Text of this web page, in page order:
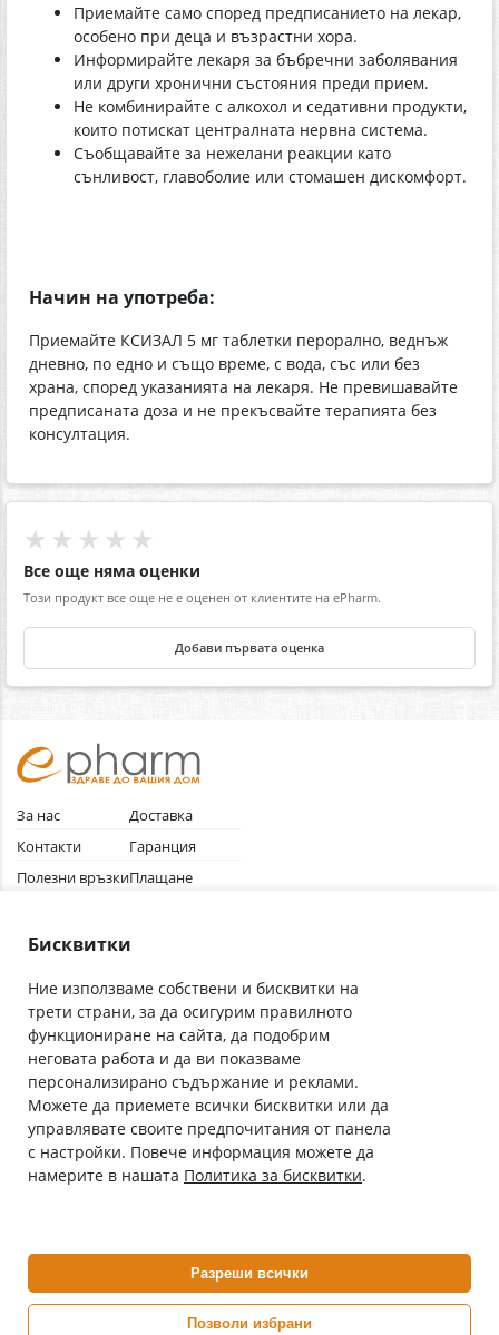
Приемайте само според предписанието на лекар,
особено при деца и възрастни хора.
Информирайте лекаря за бъбречни заболявания
или други хронични състояния преди прием.
Не комбинирайте с алкохол и седативни продукти,
които потискат централната нервна система.
Съобщавайте за нежелани реакции като
сънливост, главоболие или стомашен дискомфорт.
Начин на употреба:
Приемайте КСИЗАЛ 5 мг таблетки перорално, веднъж
дневно, по едно и също време, с вода, със или без
храна, според указанията на лекаря. Не превишавайте
предписаната доза и не прекъсвайте терапията без
консултация.
★★★★★
Все още няма оценки
Този продукт все още не е оценен от клиентите на ePharm.
Добави първата оценка
За нас
Контакти
Полезни връзки
Общи условия
Доставка
Гаранция
Плащане
Абонирай се за нашия бюлетин
С абонамента се съгласявам сПолитиката за лични данни.
Онлайн аптека, част от аптеки „Ванчева“
ePharm е лицензирана онлайн аптека от
Изпълнителна Агенция по Лекарствата
Бисквитки
Ние използваме собствени и бисквитки на
трети страни, за да осигурим правилното
функциониране на сайта, да подобрим
неговата работа и да ви показваме
персонализирано съдържание и реклами.
Можете да приемете всички бисквитки или да
управлявате своите предпочитания от панела
с настройки. Повече информация можете да
намерите в нашата Политика за бисквитки.
Разреши всички
Позволи избрани